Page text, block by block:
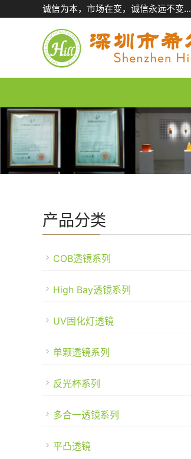
诚信为本，市场在变，诚信永远不变...
产品分类
COB透镜系列
High Bay透镜系列
UV固化灯透镜
单颗透镜系列
反光杯系列
多合一透镜系列
平凸透镜